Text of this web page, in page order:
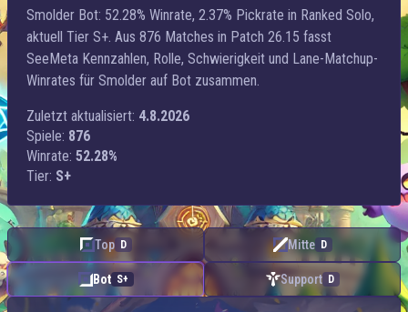
Smolder Bot: 52.28% Winrate, 2.37% Pickrate in Ranked Solo,
aktuell Tier S+. Aus 876 Matches in Patch 26.15 fasst
SeeMeta Kennzahlen, Rolle, Schwierigkeit und Lane-Matchup-
Winrates für Smolder auf Bot zusammen.
Zuletzt aktualisiert: 4.8.2026
Spiele: 876
Winrate: 52.28%
Tier: S+
Top D Mitte D
Bot S+ Support D